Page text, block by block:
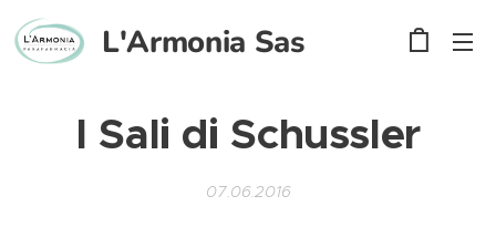
L'Armonia Sas
I Sali di Schussler
07.06.2016